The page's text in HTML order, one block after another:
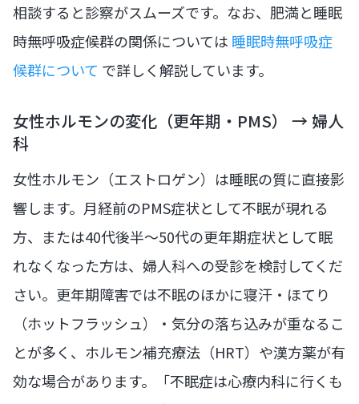
相談すると診察がスムーズです。なお、肥満と睡眠
時無呼吸症候群の関係については 睡眠時無呼吸症
候群について で詳しく解説しています。
女性ホルモンの変化（更年期・PMS） → 婦人
科
女性ホルモン（エストロゲン）は睡眠の質に直接影
響します。月経前のPMS症状として不眠が現れる
方、または40代後半〜50代の更年期症状として眠
れなくなった方は、婦人科への受診を検討してくだ
さい。更年期障害では不眠のほかに寝汗・ほてり
（ホットフラッシュ）・気分の落ち込みが重なるこ
とが多く、ホルモン補充療法（HRT）や漢方薬が有
効な場合があります。「不眠症は心療内科に行くも